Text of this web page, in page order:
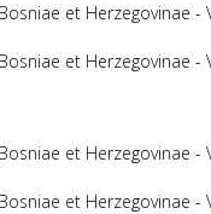
et Herzegovinae -
et Herzegovinae -
et Herzegovinae -
et Herzegovinae -